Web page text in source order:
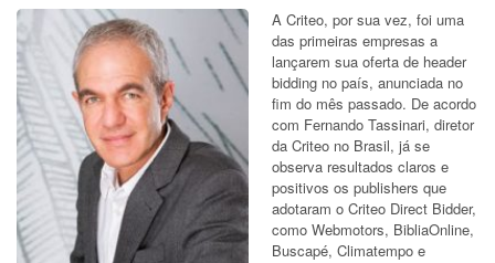
A Criteo, por sua vez, foi uma
das primeiras empresas a
lançarem sua oferta de header
bidding no país, anunciada no
fim do mês passado. De acordo
com Fernando Tassinari, diretor
da Criteo no Brasil, já se
observa resultados claros e
positivos os publishers que
adotaram o Criteo Direct Bidder,
como Webmotors, BibliaOnline,
Buscapé, Climatempo e